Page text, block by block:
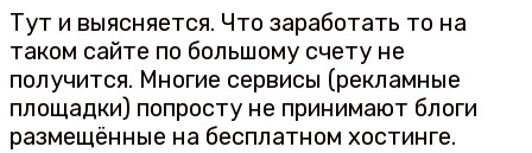
Тут и выясняется. Что заработать то на
таком сайте по большому счету не
получится. Многие сервисы (рекламные
площадки) попросту не принимают блоги
размещённые на бесплатном хостинге.